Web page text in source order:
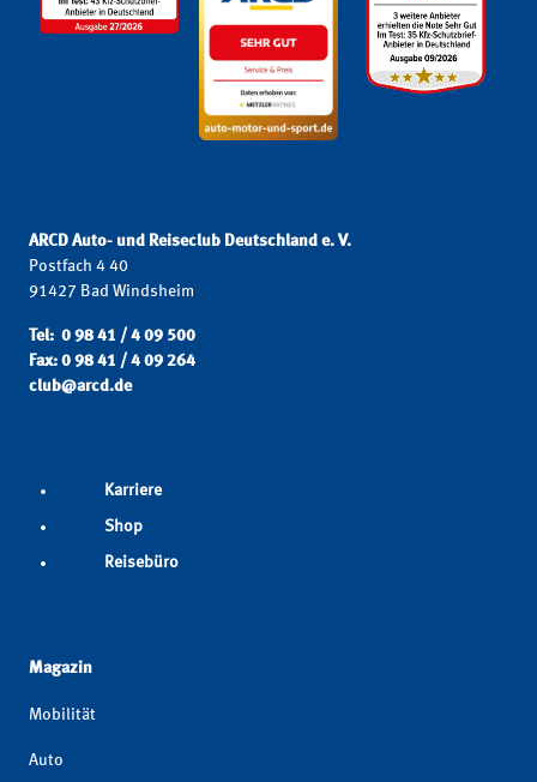
ARCD Auto- und Reiseclub Deutschland e. V.
Postfach 4 40
91427 Bad Windsheim
Tel: 0 98 41 / 4 09 500
Fax: 0 98 41 / 4 09 264
club@arcd.de
Karriere
Shop
Reisebüro
Magazin
Mobilität
Auto